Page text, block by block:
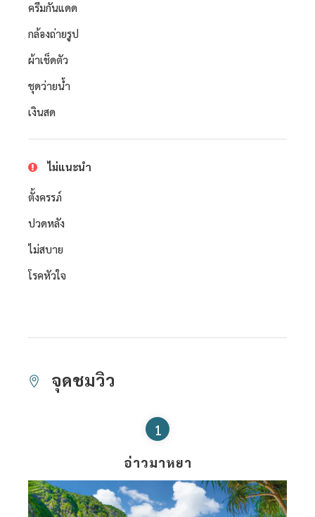
ครีมกันแดด
กล้องถ่ายรูป
ผ้าเช็ดตัว
ชุดว่ายน้ำ
เงินสด
ไม่แนะนำ
ตั้งครรภ์
ปวดหลัง
ไม่สบาย
โรคหัวใจ
จุดชมวิว
1
อ่าวมาหยา